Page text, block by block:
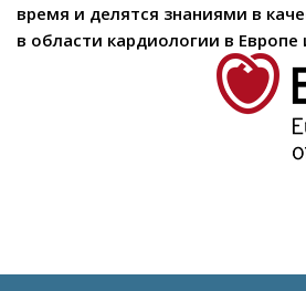
время и делятся знаниями в
в области кардиологии в Европе